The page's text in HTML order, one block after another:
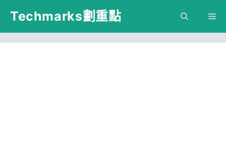
跳
主
Techmarks劃重點